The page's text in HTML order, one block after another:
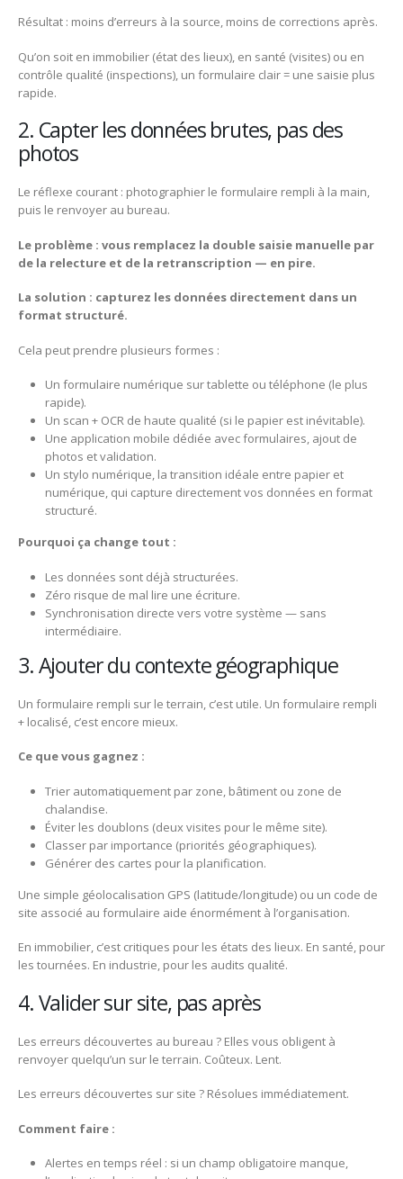
Résultat : moins d’erreurs à la source, moins de corrections après.
Qu’on soit en immobilier (état des lieux), en santé (visites) ou en
contrôle qualité (inspections), un formulaire clair = une saisie plus
rapide.
2. Capter les données brutes, pas des
photos
Le réflexe courant : photographier le formulaire rempli à la main,
puis le renvoyer au bureau.
Le problème : vous remplacez la double saisie manuelle par
de la relecture et de la retranscription — en pire.
La solution : capturez les données directement dans un
format structuré.
Cela peut prendre plusieurs formes :
Un formulaire numérique sur tablette ou téléphone (le plus
rapide).
Un scan + OCR de haute qualité (si le papier est inévitable).
Une application mobile dédiée avec formulaires, ajout de
photos et validation.
Un stylo numérique, la transition idéale entre papier et
numérique, qui capture directement vos données en format
structuré.
Pourquoi ça change tout :
Les données sont déjà structurées.
Zéro risque de mal lire une écriture.
Synchronisation directe vers votre système — sans
intermédiaire.
3. Ajouter du contexte géographique
Un formulaire rempli sur le terrain, c’est utile. Un formulaire rempli
+ localisé, c’est encore mieux.
Ce que vous gagnez :
Trier automatiquement par zone, bâtiment ou zone de
chalandise.
Éviter les doublons (deux visites pour le même site).
Classer par importance (priorités géographiques).
Générer des cartes pour la planification.
Une simple géolocalisation GPS (latitude/longitude) ou un code de
site associé au formulaire aide énormément à l’organisation.
En immobilier, c’est critiques pour les états des lieux. En santé, pour
les tournées. En industrie, pour les audits qualité.
4. Valider sur site, pas après
Les erreurs découvertes au bureau ? Elles vous obligent à
renvoyer quelqu’un sur le terrain. Coûteux. Lent.
Les erreurs découvertes sur site ? Résolues immédiatement.
Comment faire :
Alertes en temps réel : si un champ obligatoire manque,